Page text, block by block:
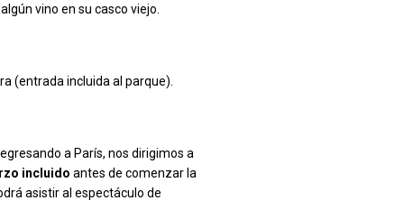
vino en su casco viejo.
(entrada incluida al parque).
a París, nos dirigimos a
incluido antes de comenzar la
asistir al espectáculo de